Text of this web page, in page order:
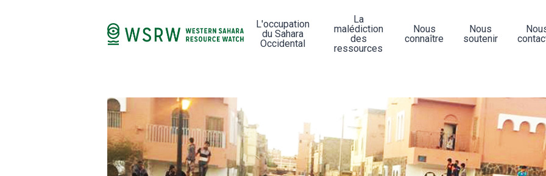
L'occupation
du Sahara
Occidental
La
malédiction
des
ressources
Nous
connaître
Nous
soutenir